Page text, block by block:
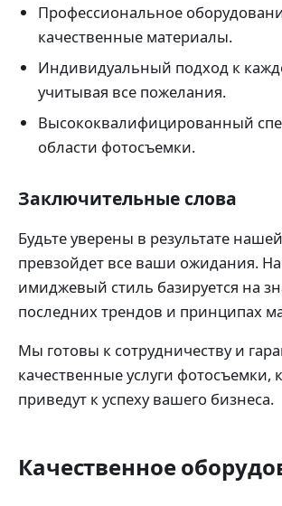
Профессиональное
качественные материалы.
Индивидуальный подход к
учитывая все пожелания.
Высококвалифицированный
области фотосъемки.
Заключительные слова
Будьте уверены в результате
превзойдет все ваши ожидания.
имиджевый стиль базируется на
последних трендов и принципах
Мы готовы к сотрудничеству и
качественные услуги фотосъемки,
приведут к успеху вашего бизнеса.
Качественное